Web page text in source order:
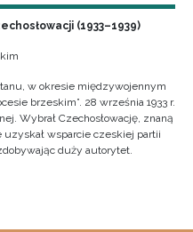
(1933–1939)
w okresie międzywojennym
brzeskim”. 28 września 1933 r.
Wybrał Czechosłowację, znaną
wsparcie czeskiej partii
duży autorytet.